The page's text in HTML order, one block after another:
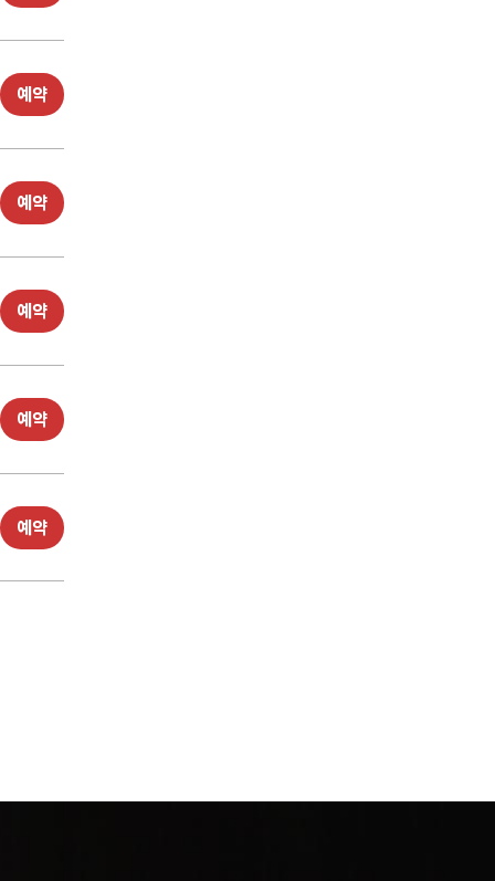
예약
예약
예약
예약
예약